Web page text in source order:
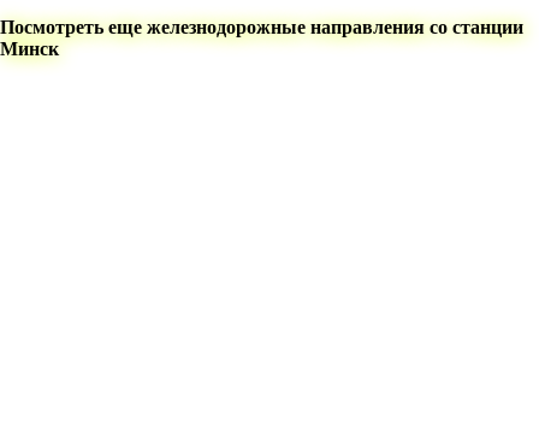
Посмотреть еще железнодорожные направления со станции
Минск